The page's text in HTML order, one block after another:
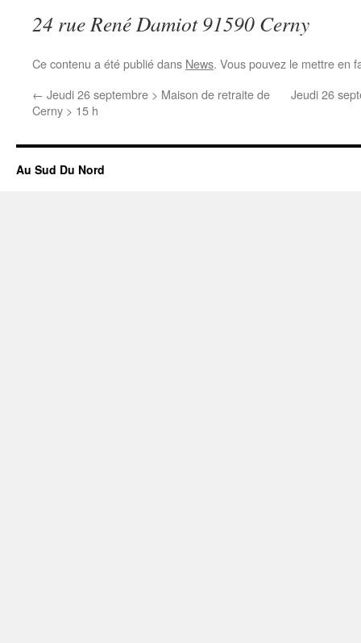
24 rue René Damiot 91590 Cerny
Ce contenu a été publié dans News. Vous pouvez le mettre en
← Jeudi 26 septembre > Maison de retraite de
Cerny > 15 h
Jeudi 26
Au Sud Du Nord